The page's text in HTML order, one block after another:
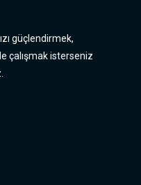
güçlendirmek,
çalışmak isterseniz